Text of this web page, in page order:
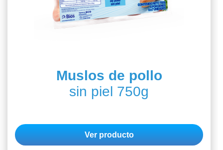
Muslos de pollo
sin piel 750g
Ver producto